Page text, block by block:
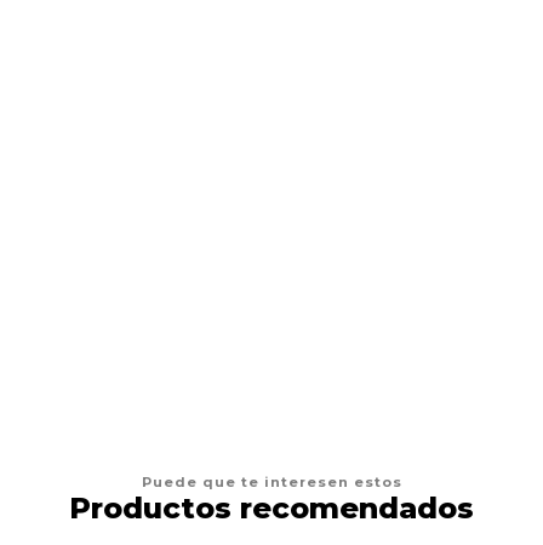
Puede que te interesen estos
Productos recomendados